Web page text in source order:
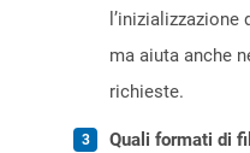
l’inizializzazione
ma aiuta anche
richieste.
Quali formati di